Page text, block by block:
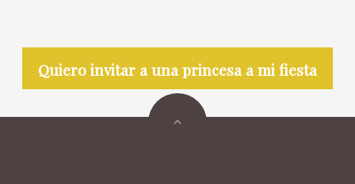
Quiero invitar a una princesa a mi fiesta